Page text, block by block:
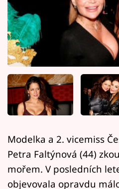
Sledujte prima+
Filmový festival
Pořady
Mámy sobě
Sledujte nás
Modelka a 2. vicemiss
Petra Faltýnová (44)
mořem. V posledních
objevovala opravdu